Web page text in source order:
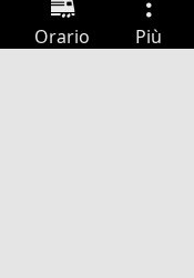
Orario Più